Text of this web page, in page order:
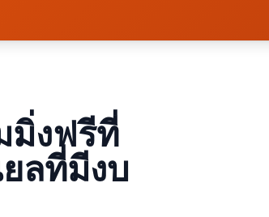
มิ่งฟรีที่
ลที่มีงบ